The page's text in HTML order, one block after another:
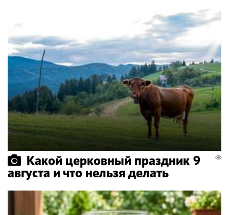
Какой церковный праздник 9
августа и что нельзя делать